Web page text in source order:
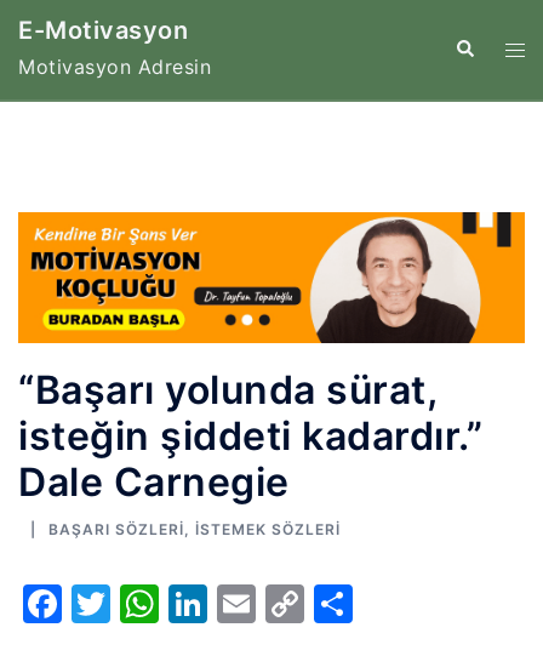
İçeriğe
E-Motivasyon
Motivasyon Adresin
Search
“Başarı yolunda sürat,
isteğin şiddeti kadardır.”
Dale Carnegie
BAŞARI SÖZLERI İSTEMEK SÖZLERI
Facebook
Twitter
WhatsApp
LinkedIn
Email
Copy